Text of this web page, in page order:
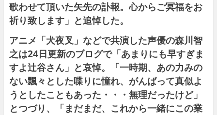
歌わせて頂いた矢先の訃報。心からご冥福をお
祈り致します」と追悼した。
アニメ「犬夜叉」などで共演した声優の森川智
之は24日更新のブログで「あまりにも早すぎま
すよ辻谷さん」と哀悼。「一時期、あの力みの
ない飄々とした喋りに憧れ、がんばって真似よ
うとしたこともあった・・・無理だったけど」
とつづり、「まだまだ、これから一緒にこの業